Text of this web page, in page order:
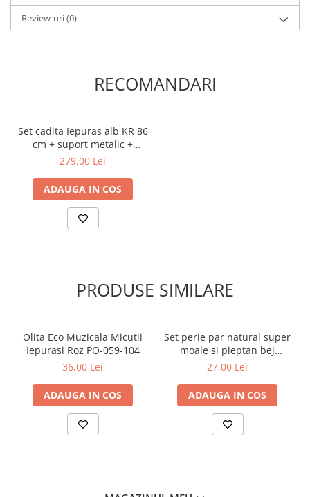
Review-uri(0)
RECOMANDARI
Set cadita Iepuras alb KR 86
cm + suport metalic +
suport anatomic cadita
279,00 Lei
ADAUGA IN COS
PRODUSE SIMILARE
Olita Eco Muzicala Micutii
Iepurasi Roz PO-059-104
36,00 Lei
ADAUGA IN COS
Set perie par natural super
moale si pieptan bej
Babyono 568/03
27,00 Lei
ADAUGA IN COS